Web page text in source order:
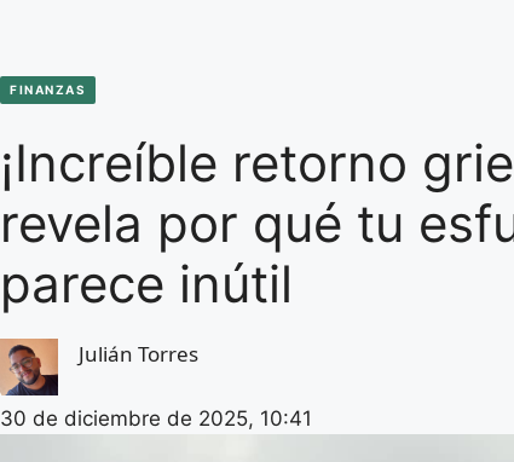
FINANZAS
¡Increíble retorno
revela por qué tu
parece inútil
Julián Torres
30 de diciembre de 2025, 10:41